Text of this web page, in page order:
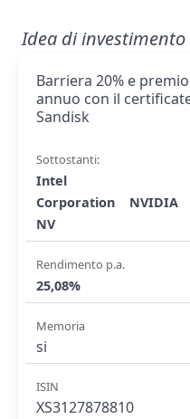
Idea di investimento
Barriera 20% e
annuo con il
Sandisk
Sottostanti:
Intel
Corporation
NVIDIA
NV
Rendimento p.a.
25,08%
Memoria
si
ISIN
XS3127878810